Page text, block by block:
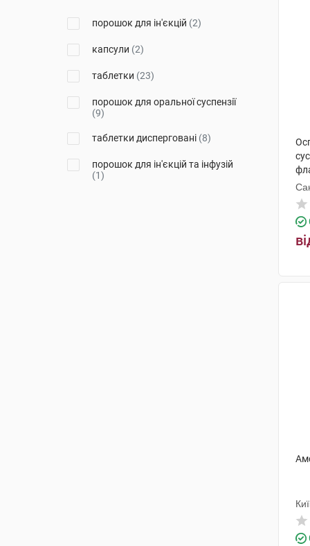
Лабораторія Бейлі-Креат
Д-р Редді'с Лабораторіс
Сан Фармасьютикал Індастріз
(1)
Евертоджен Лайф Саєнсиз(1)
Кусум Хелтхкер(1)
Глаксо Веллком(1)
порошок для ін'єкцій (2)
капсули (2)
таблетки (23)
порошок для оральної суспензії
(9)
таблетки дисперговані (8)
порошок для ін'єкцій та інфузій
(1)